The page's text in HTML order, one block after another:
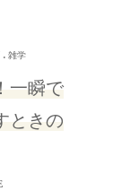
. 雑学
一瞬で
ときの